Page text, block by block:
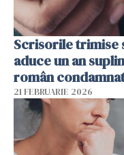
Scrisorile trimise
aduce un an
român
21 FEBRUARIE 2026